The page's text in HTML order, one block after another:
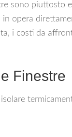
sono piuttosto
opera
i costi da
Finestre